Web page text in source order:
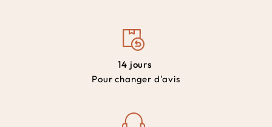
14 jours
Pour changer d'avis